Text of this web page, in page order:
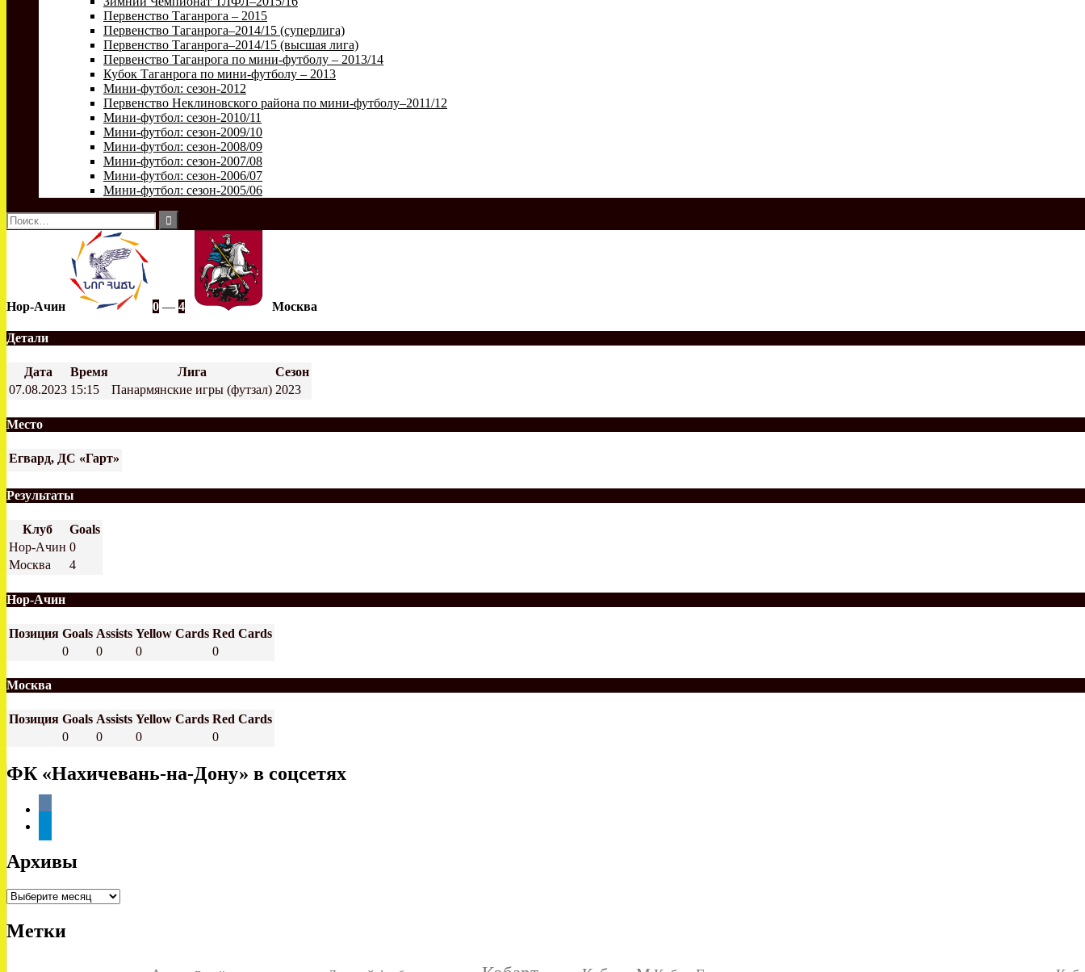
Первенство Таганрога – 2015
Первенство Таганрога–2014/15 (суперлига)
Первенство Таганрога–2014/15 (высшая лига)
Первенство Таганрога по мини-футболу – 2013/14
Кубок Таганрога по мини-футболу – 2013
Мини-футбол: сезон-2012
Первенство Неклиновского района по мини-футболу–2011/12
Мини-футбол: сезон-2010/11
Мини-футбол: сезон-2009/10
Мини-футбол: сезон-2008/09
Мини-футбол: сезон-2007/08
Мини-футбол: сезон-2006/07
Мини-футбол: сезон-2005/06
Найти:
Нор-Ачин 0 — 4 Москва
Детали
Дата Время Лига
Сезон
07.08.2023 15:15 Панармянские игры (футзал) 2023
Место
Егвард, ДС «Гарт»
Результаты
Клуб
Goals
Нор-Ачин 0
Москва
4
Нор-Ачин
Позиция Goals Assists Yellow Cards Red Cards
0
0 0 0
Москва
Позиция Goals Assists Yellow Cards Red Cards
0
0 0 0
ФК «Нахичевань-на-Дону» в соцсетях
Архивы
Архивы
Метки